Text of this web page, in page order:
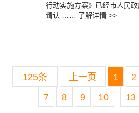
行动实施方案》已经市人民政
请认 …… 了解详情 >>
125条 上一页 1 2
7
8 9 10 13